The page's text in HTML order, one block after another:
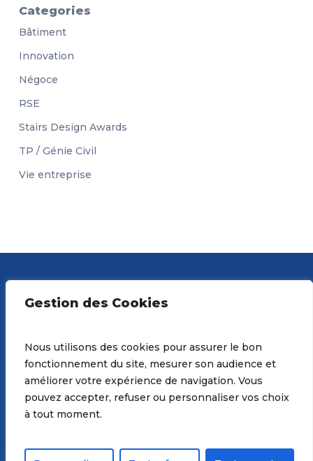
Gestion des Cookies
Nous utilisons des cookies pour assurer le bon
fonctionnement du site, mesurer son audience et
améliorer votre expérience de navigation. Vous
pouvez accepter, refuser ou personnaliser vos choix
à tout moment.
Categories
Bâtiment
Innovation
Négoce
RSE
Stairs Design Awards
TP / Génie Civil
Vie entreprise
MEMBRE DE :